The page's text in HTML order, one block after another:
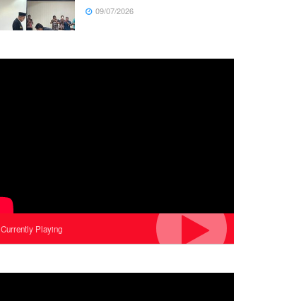
09/07/2026
Currently Playing